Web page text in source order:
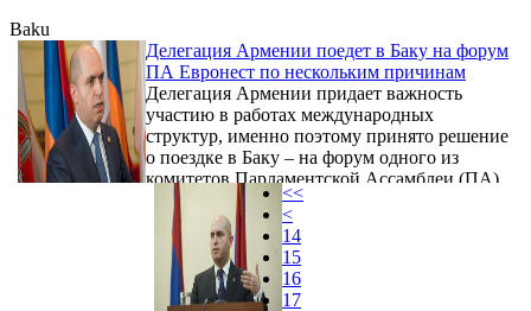
Baku
Делегация Армении поедет в Баку на форум
ПА Евронест по нескольким причинам
Делегация Армении придает важность
участию в работах международных
структур, именно поэтому принято решение
о поездке в Баку – на форум одного из
комитетов Парламентской Ассамблеи (ПА)
Евронест. Об этом заявил сегодня на
брифинге председатель Постоянной
комиссии по внешним связям
Национального Собрания Армении Армен
Ашотян.
<<
<
14
15
16
17